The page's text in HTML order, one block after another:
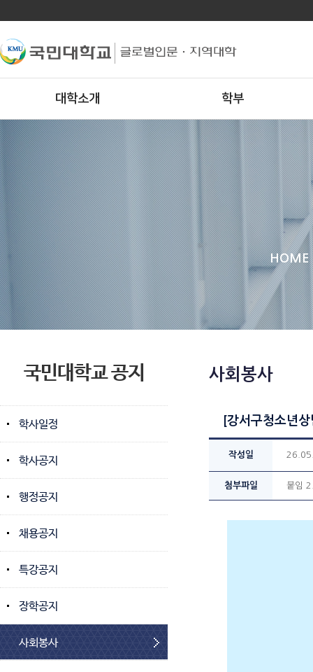
대학소개 학부
HOME
국민대학교 공지
학사일정
학사공지
행정공지
채용공지
특강공지
장학공지
사회봉사
사회봉사
[강서구청소년
작성일
첨부파일 붙임